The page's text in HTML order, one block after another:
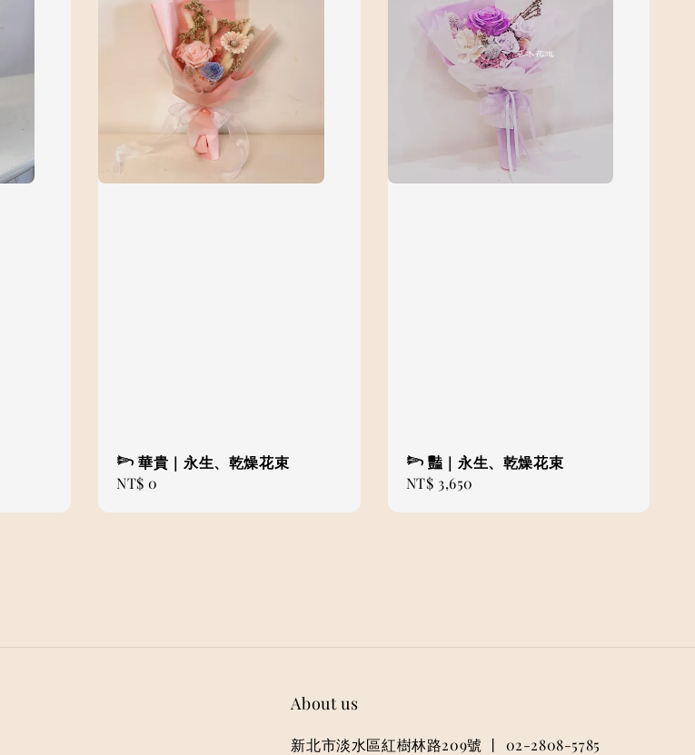
𓆸 華貴｜永生、乾燥花束
Regular
NT$ 0
𓆸 豔｜永生、乾燥花束
Regular
NT$ 3,650
About us
新北市淡水區紅樹林路209號 丨 02-2808-5785